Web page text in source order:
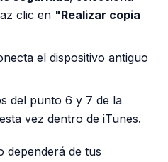
clic en "Realizar copia
el dispositivo antiguo
del punto 6 y 7 de la
vez dentro de iTunes.
dependerá de tus